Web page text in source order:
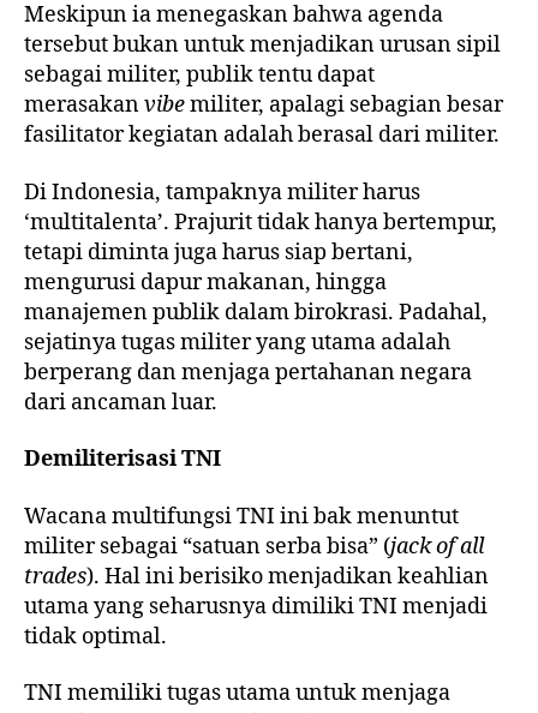
Meskipun ia menegaskan bahwa agenda
tersebut bukan untuk menjadikan urusan sipil
sebagai militer, publik tentu dapat
merasakanvibemiliter, apalagi sebagian besar
fasilitator kegiatan adalah berasal dari militer.
Di Indonesia, tampaknya militer harus
‘multitalenta’. Prajurit tidak hanya bertempur,
tetapi diminta juga harus siap bertani,
mengurusi dapur makanan, hingga
manajemen publik dalam birokrasi. Padahal,
sejatinya tugas militer yang utama adalah
berperang dan menjaga pertahanan negara
dari ancaman luar.
Demiliterisasi TNI
Wacana multifungsi TNI ini bak menuntut
militer sebagai “satuan serba bisa” (jack of all
trades). Hal ini berisiko menjadikan keahlian
utama yang seharusnya dimiliki TNI menjadi
tidak optimal.
TNI memiliki tugas utama untuk menjaga